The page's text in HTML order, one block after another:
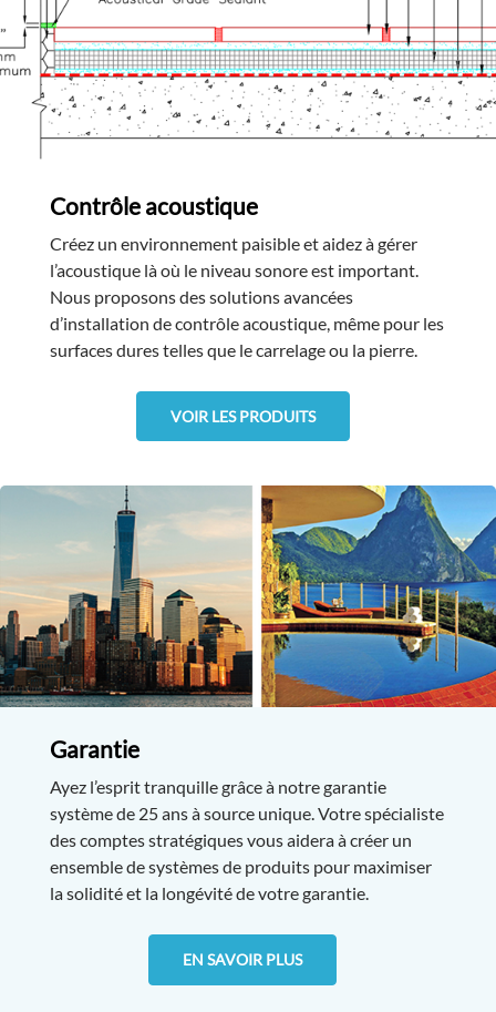
Contrôle acoustique
Créez un environnement paisible et aidez à gérer
l’acoustique là où le niveau sonore est important.
Nous proposons des solutions avancées
d’installation de contrôle acoustique, même pour les
surfaces dures telles que le carrelage ou la pierre.
VOIR LES PRODUITS
Garantie
Ayez l’esprit tranquille grâce à notre garantie
système de 25 ans à source unique. Votre spécialiste
des comptes stratégiques vous aidera à créer un
ensemble de systèmes de produits pour maximiser
la solidité et la longévité de votre garantie.
EN SAVOIR PLUS